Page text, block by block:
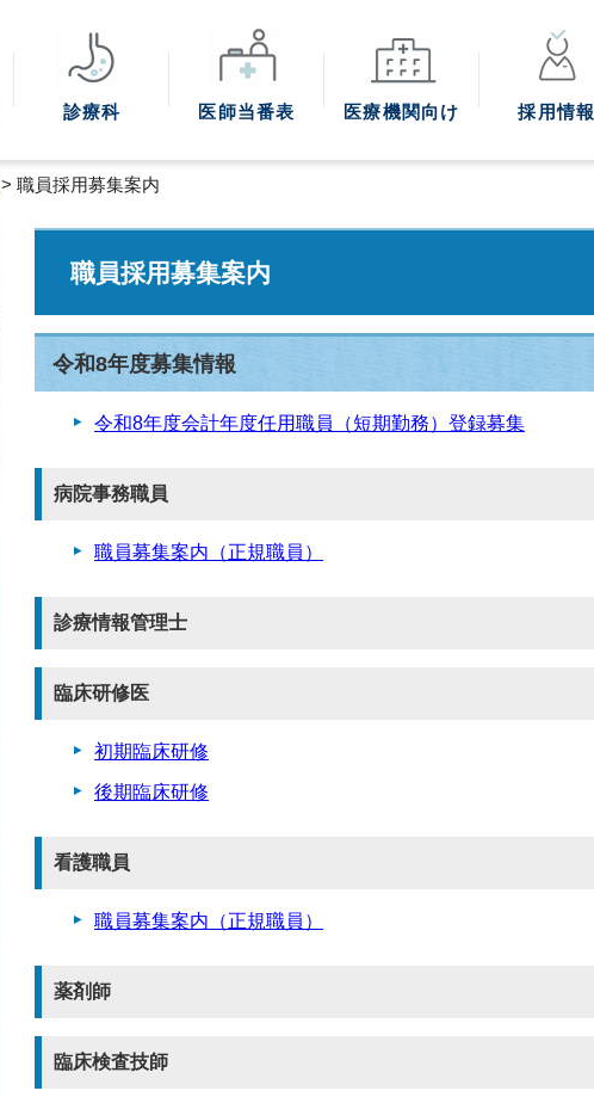
診療科 医師当番表 医療機関 向け 採用情報
> 職員採用募集案内
職員採用募集案内
令和8年度募集情報
令和8年度会計年度任用職員（短期勤務）登録募集
病院事務職員
職員募集案内（正規職員）
診療情報管理士
臨床研修医
初期臨床研修
後期臨床研修
看護職員
職員募集案内（正規職員）
薬剤師
臨床検査技師